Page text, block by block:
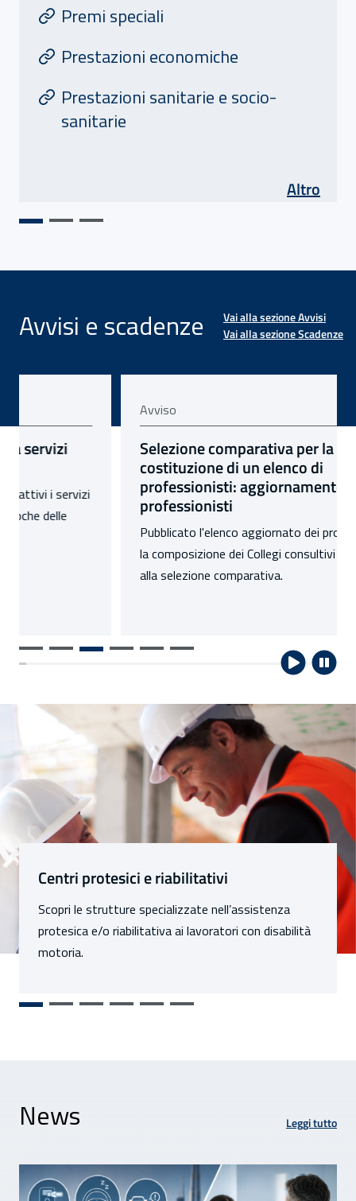
Premi speciali
Prestazioni economiche
Prestazioni sanitarie e socio-
sanitarie
Altro
Avvisi e scadenze
Vai alla sezione Avvisi
Vai alla sezione Scadenze
Contributi associativi: apertura servizi telematici
Selezione comparativa per la
costituzione di un elenco di
professionisti: aggiornamento elenco dei
professionisti
Pubblicato l'elenco aggiornato dei professionisti per
la composizione dei Collegi consultivi tecnici relativo
alla selezione comparativa.
Sezioni
Centri protesici e riabilitativi
Scopri le strutture specializzate nell’assistenza
protesica e/o riabilitativa ai lavoratori con disabilità
motoria.
News Leggi tutto